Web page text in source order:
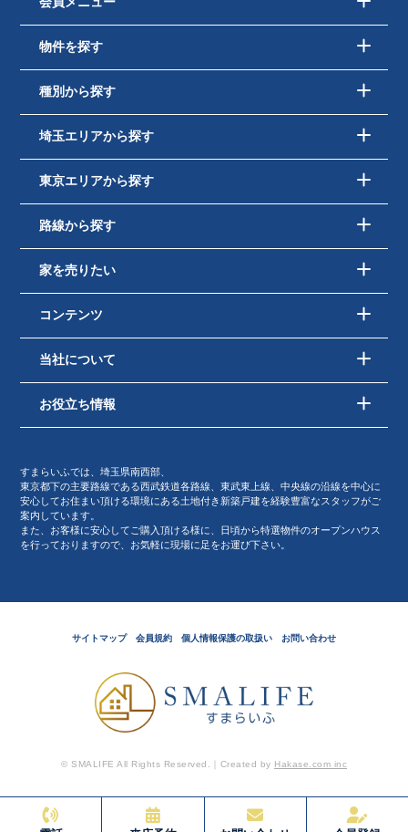
物件を探す
種別から探す
埼玉エリアから探す
東京エリアから探す
路線から探す
家を売りたい
コンテンツ
当社について
お役立ち情報
すまらいふでは、埼玉県南西部、
東京都下の主要路線である西武鉄道各路線、東武東上線、中央線の沿線を中心に
安心してお住まい頂ける環境にある土地付き新築戸建を経験豊富なスタッフがご
案内しています。
また、お客様に安心してご購入頂ける様に、日頃から特選物件のオープンハウス
を行っておりますので、お気軽に現場に足をお運び下さい。
サイトマップ 会員規約 個人情報保護の取扱い お問い合わせ
© SMALIFE All Rights Reserved.｜Created by Hakase.com inc